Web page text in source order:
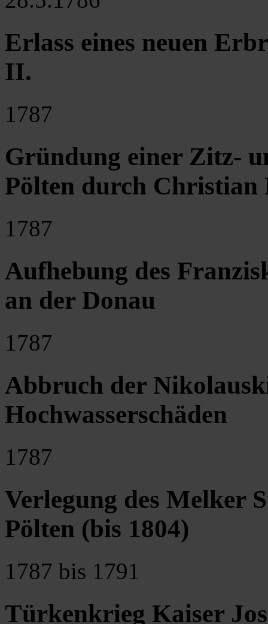
Erlass eines neuen
II.
1787
Gründung einer Zitz-
Pölten durch Christian
1787
Aufhebung des
an der Donau
1787
Abbruch der
Hochwasserschäden
1787
Verlegung des Melker
Pölten (bis 1804)
1787 bis 1791
Türkenkrieg Kaiser